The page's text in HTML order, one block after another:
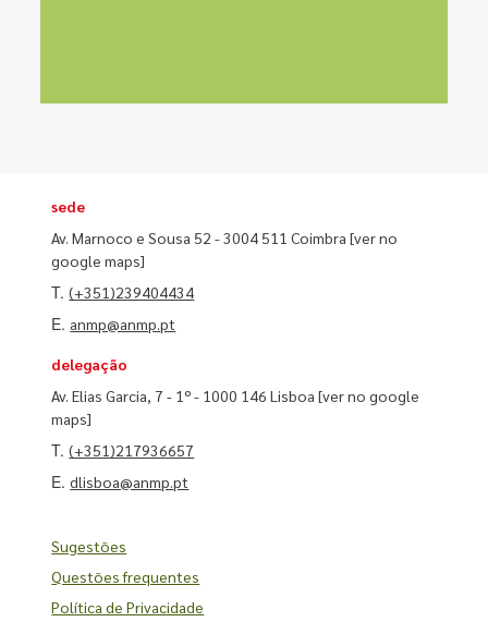
sede
Av. Marnoco e Sousa 52 - 3004 511 Coimbra[ver no
google maps]
T.(+351)239404434
E. anmp@anmp.pt
delegação
Av. Elias Garcia, 7 - 1º - 1000 146 Lisboa[ver no google
maps]
T.(+351)217936657
E.dlisboa@anmp.pt
Sugestões
Questões frequentes
Política de Privacidade